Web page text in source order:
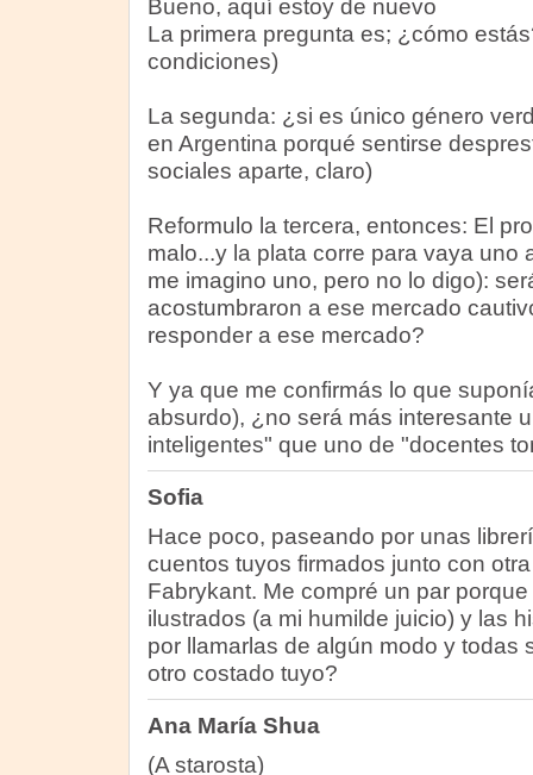
Bueno, aquí estoy de nuevo
La primera pregunta es; ¿cómo
condiciones)
La segunda: ¿si es único género
en Argentina porqué sentirse
sociales aparte, claro)
Reformulo la tercera, entonces: El
malo...y la plata corre para vaya uno
me imagino uno, pero no lo digo):
acostumbraron a ese mercado
responder a ese mercado?
Y ya que me confirmás lo que
absurdo), ¿no será más interesante
inteligentes" que uno de "docentes
Sofia
Hace poco, paseando por unas
cuentos tuyos firmados junto con
Fabrykant. Me compré un par
ilustrados (a mi humilde juicio) y las
por llamarlas de algún modo y todas
otro costado tuyo?
Ana María Shua
(A starosta)